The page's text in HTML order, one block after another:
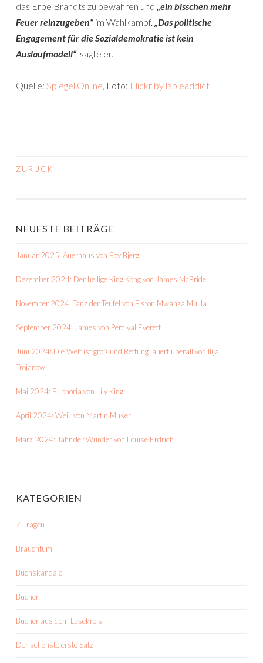
das Erbe Brandts zu bewahren und „ein bisschen mehr
Feuer reinzugeben“im Wahlkampf. „Das politische
Engagement für die Sozialdemokratie ist kein
Auslaufmodell“, sagte er.
Quelle: Spiegel Online, Foto: Flickr by lableaddict
BEITRAGS-
ZURÜCK
NEUESTE BEITRÄGE
Januar 2025: Auerhaus von Bov Bjerg
Dezember 2024: Der heilige King Kong von James McBride
November 2024: Tanz der Teufel von Fiston Mwanza Mujila
September 2024: James von Percival Everett
Juni 2024: Die Welt ist groß und Rettung lauert überall von Ilija
Trojanow
Mai 2024: Euphoria von Lily King
April 2024: Weil. von Martin Muser
März 2024: Jahr der Wunder von Louise Erdrich
KATEGORIEN
7 Fragen
Brauchtum
Buchskandale
Bücher
Bücher aus dem Lesekreis
Der schönste erste Satz